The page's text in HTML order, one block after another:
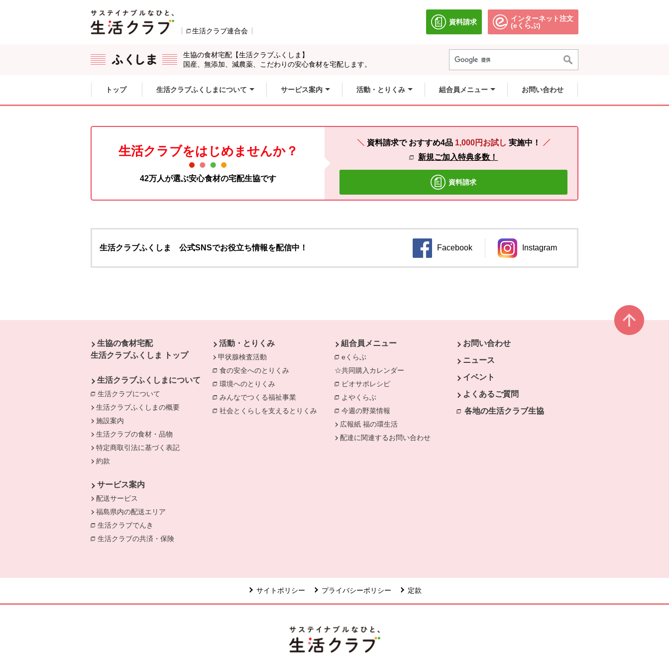
生活クラブ連合会
資料請求
別のウィンドウで開きます。
インターネット注文
(eくらぶ)別のウィンドウで開きます。
生協の食材宅配【生活クラブふくしま】
国産、無添加、減農薬、こだわりの安心食材を宅配します。
ここからサイト内共通メニューです。
サイト内共通メニューをスキップする
トップ 生活クラブふくしまについて サービス案内 活動・とりくみ 組合員メニュー お問い合わせ
生活クラブをはじめませんか？
42万人が選ぶ安心食材の宅配生協です
資料請求で おすすめ4品 1,000円お試し 実施中！
新規ご加入特典多数！
資料請求
生活クラブふくしま 公式SNSでお役立ち情報を配信中！ Facebook
別のウィンドウで開きます。
Instagram
別のウィンドウで開きます。
生協の食材宅配
生活クラブふくしま トップ
生活クラブふくしまについて
生活クラブについて
別のウィンドウで開きます。
生活クラブふくしまの概要
施設案内
生活クラブの食材・品物
特定商取引法に基づく表記
約款
サービス案内
配送サービス
福島県内の配送エリア
生活クラブでんき
生活クラブの共済・保険
活動・とりくみ
甲状腺検査活動
食の安全へのとりくみ 別のウィンドウで開きます。
環境へのとりくみ 別のウィンドウで開きます。
みんなでつくる福祉事業 別のウィンドウで開きます。
社会とくらしを支えるとりくみ 別のウィンドウで開きます。
組合員メニュー
eくらぶ
☆共同購入カレンダー
別のウィンドウで開きます。
ビオサポレシピ 別のウィンドウで開きます。
よやくらぶ 別のウィンドウで開きます。
今週の野菜情報 別のウィンドウで開きます。
広報紙 福の環生活
配達に関連するお問い合わせ
お問い合わせ
ニュース
イベント
よくあるご質問
各地の生活クラブ生協
サイトポリシー プライバシーポリシー 定款